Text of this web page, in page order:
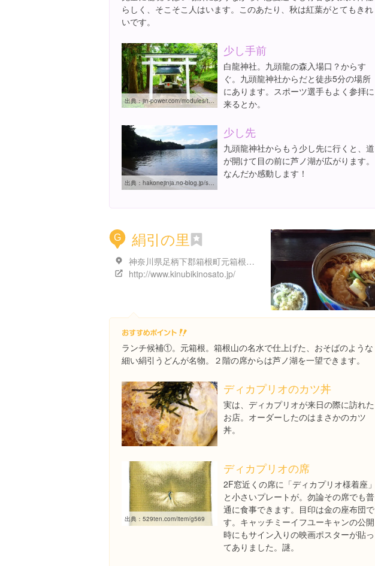
らしく、そこそこ人はいます。このあたり、秋は紅葉がとてもきれ
いです。
出典：jin-power.com/modules/todoufuken/index.php?content_id=25
少し手前
白龍神社。九頭龍の森入場口？からす
ぐ。九頭龍神社からだと徒歩5分の場所
にあります。スポーツ選手もよく参拝に
来るとか。
出典： hakonejinja.no-blog.jp/syamunissikara/2011/07/post_45a8.html
少し先
九頭龍神社からもう少し先に行くと、道
が開けて目の前に芦ノ湖が広がります。
なんだか感動します！
G 絹引の里
神奈川県足柄下郡箱根町元箱根６-１０
http://www.kinubikinosato.jp/
ランチ候補①。元箱根。箱根山の名水で仕上げた、おそばのような
細い絹引うどんが名物。２階の席からは芦ノ湖を一望できます。
ディカプリオのカツ丼
実は、ディカプリオが来日の際に訪れた
お店。オーダーしたのはまさかのカツ
丼。
出典： 529ten.com/item/g569
ディカプリオの席
2F窓近くの席に「ディカプリオ様着座」
と小さいプレートが。勿論その席でも普
通に食事できます。目印は金の座布団で
す。キャッチミーイフユーキャンの公開
時にもサイン入りの映画ポスターが貼っ
てありました。謎。